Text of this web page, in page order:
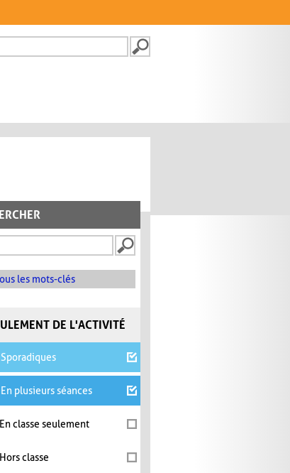
DE
les mots-clés
DE L'ACTIVITÉ
Sporadiques
En plusieurs séances
En classe seulement
Hors classe